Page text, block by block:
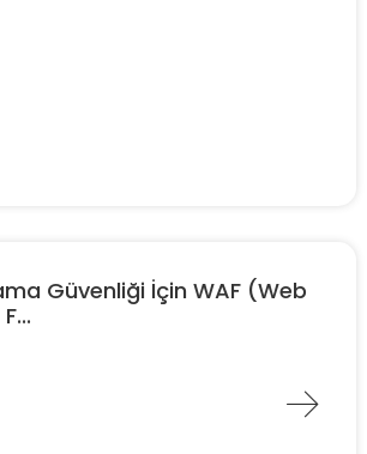
Güvenliği İçin WAF (Web